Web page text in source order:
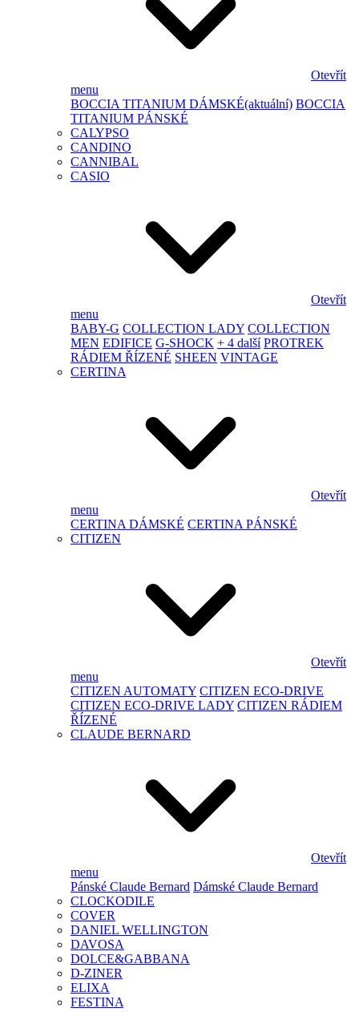
Otevřít
menu
BOCCIA TITANIUM DÁMSKÉ(aktuální) BOCCIA
TITANIUM PÁNSKÉ
CALYPSO
CANDINO
CANNIBAL
CASIO
Otevřít
menu
BABY-G COLLECTION LADY COLLECTION
MEN EDIFICE G-SHOCK + 4 další PROTREK
RÁDIEM ŘÍZENÉ SHEEN VINTAGE
CERTINA
Otevřít
menu
CERTINA DÁMSKÉ CERTINA PÁNSKÉ
CITIZEN
Otevřít
menu
CITIZEN AUTOMATY CITIZEN ECO-DRIVE
CITIZEN ECO-DRIVE LADY CITIZEN RÁDIEM
ŘÍZENÉ
CLAUDE BERNARD
Otevřít
menu
Pánské Claude Bernard Dámské Claude Bernard
CLOCKODILE
COVER
DANIEL WELLINGTON
DAVOSA
DOLCE&GABBANA
D-ZINER
ELIXA
FESTINA